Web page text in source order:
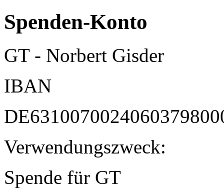
Spenden-Konto
GT - Norbert Gisder
IBAN
Verwendungszweck:
Spende für GT